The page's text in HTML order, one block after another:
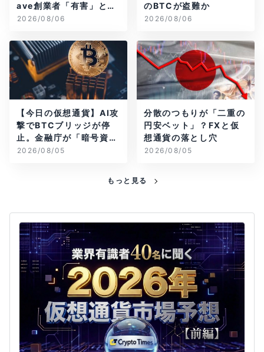
ave創業者「有害」と警
告
2026/08/06
のBTCが盗難か
2026/08/06
【今日の仮想通貨】AI攻
撃でBTCブリッジが停
止。金融庁が「暗号資
産・ステーブルコイン
2026/08/05
分散のつもりが「二重の
円安ベット」？FXと仮
想通貨の落とし穴
2026/08/05
もっと見る